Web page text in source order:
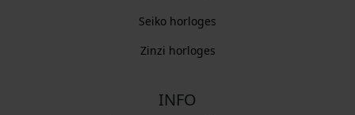
Seiko horloges
Zinzi horloges
INFO